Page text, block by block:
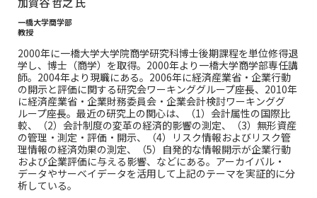
一橋大学商学部
教授
2000年に一橋大学大学院商学研究科博士後期課程を単位修得退
学し、博士（商学）を取得。2000年より一橋大学商学部専任講
師。2004年より現職にある。2006年に経済産業省・企業行動
の開示と評価に関する研究会ワーキンググループ座長、2010年
に経済産業省・企業財務委員会・企業会計検討ワーキンググ
ループ座長。最近の研究上の関心は、（1）会計属性の国際比
較、（2）会計制度の変革の経済的影響の測定、（3）無形資産
の管理・測定・評価・開示、（4）リスク情報およびリスク管
理情報の経済効果の測定、（5）自発的な情報開示が企業行動
および企業評価に与える影響、などにある。アーカイバル・
データやサーベイデータを活用して上記のテーマを実証的に分
析している。